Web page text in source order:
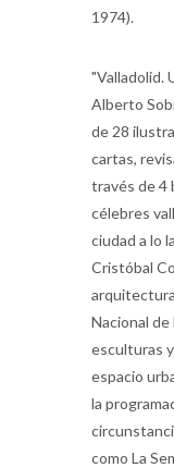
1974).
"Valladolid.
Alberto
de 28
cartas,
través de 4
célebres
ciudad a lo
Cristóbal
Nacional
esculturas
espacio
la
como La